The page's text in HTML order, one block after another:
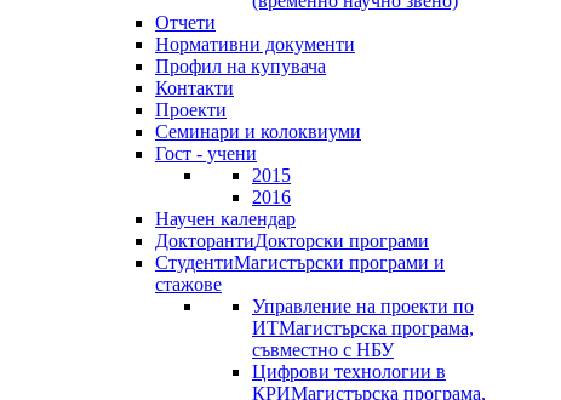
Отчети
Нормативни документи
Профил на купувача
Контакти
Проекти
Семинари и колоквиуми
Гост - учени
2015
2016
Научен календар
ДокторантиДокторски програми
СтудентиМагистърски програми и
стажове
Управление на проекти по
ИТМагистърска програма,
съвместно с НБУ
Цифрови технологии в
КРИМагистърска програма,